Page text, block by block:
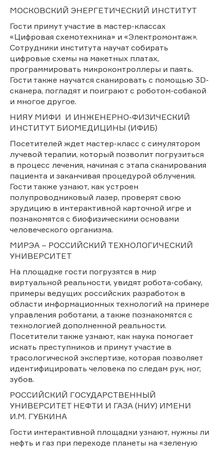
МОСКОВСКИЙ ЭНЕРГЕТИЧЕСКИЙ ИНСТИТУТ
Гости примут участие в мастер-классах
«Цифровая схемотехника» и «Электромонтаж».
Сотрудники института научат собирать
цифровые схемы на макетных платах,
программировать микроконтроллеры и паять.
Гости также научатся сканировать с помощью 3D-
сканера, погладят и поиграют с роботом-собакой
и многое другое.
НИЯУ МИФИ И ИНЖЕНЕРНО-ФИЗИЧЕСКИЙ
ИНСТИТУТ БИОМЕДИЦИНЫ (ИФИБ)
Посетителей ждет мастер-класс с симулятором
лучевой терапии, который позволит погрузиться
в процесс лечения, начиная с этапа сканирования
пациента и заканчивая процедурой облучения.
Гости также узнают, как устроен
полупроводниковый лазер, проверят свою
эрудицию в интерактивной карточной игре и
познакомятся с биофизическими основами
человеческого организма.
МИРЭА – РОССИЙСКИЙ ТЕХНОЛОГИЧЕСКИЙ
УНИВЕРСИТЕТ
На площадке гости погрузятся в мир
виртуальной реальности, увидят робота-собаку,
примеры ведущих российских разработок в
области информационных технологий на примере
управления роботами, а также познакомятся с
технологией дополненной реальности.
Посетители также узнают, как наука помогает
искать преступников и примут участие в
трасологической экспертизе, которая позволяет
идентифицировать человека по следам рук, ног,
зубов.
РОССИЙСКИЙ ГОСУДАРСТВЕННЫЙ
УНИВЕРСИТЕТ НЕФТИ И ГАЗА (НИУ) ИМЕНИ
И.М. ГУБКИНА
Гости интерактивной площадки узнают, нужны ли
нефть и газ при переходе планеты на «зеленую